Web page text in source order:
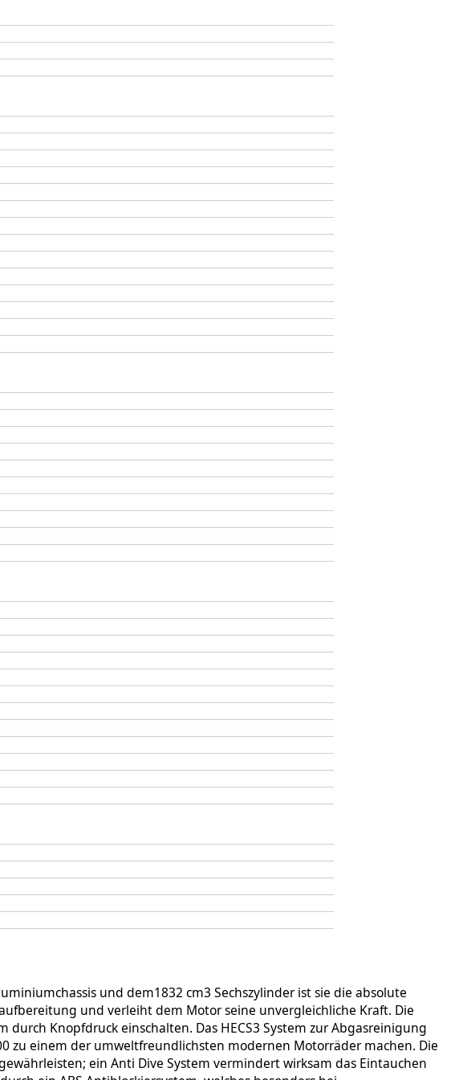
und dem1832 cm3 Sechszylinder ist sie die absolute
und verleiht dem Motor seine unvergleichliche Kraft. Die
Knopfdruck einschalten. Das HECS3 System zur Abgasreinigung
zu einem der umweltfreundlichsten modernen Motorräder machen. Die
ein Anti Dive System vermindert wirksam das Eintauchen